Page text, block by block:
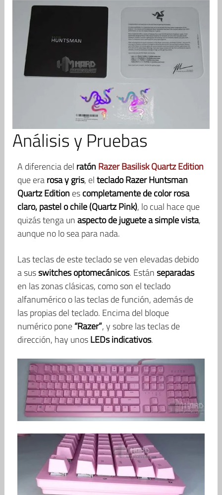
Análisis y Pruebas
A diferencia del ratónRazer Basilisk Quartz Edition
que erarosa y gris, elteclado Razer Huntsman
Quartz Editionescompletamente de color rosa
claro, pastel o chile (Quartz Pink), lo cual hace que
quizás tenga unaspecto de juguete a simple vista,
aunque no lo sea para nada.
Las teclas de este teclado se ven elevadas debido
a susswitches optomecánicos. Estánseparadas
en las zonas clásicas, como son el teclado
alfanumérico o las teclas de función, además de
las propias del teclado. Encima del bloque
numérico pone“Razer”, y sobre las teclas de
dirección, hay unosLEDs indicativos.